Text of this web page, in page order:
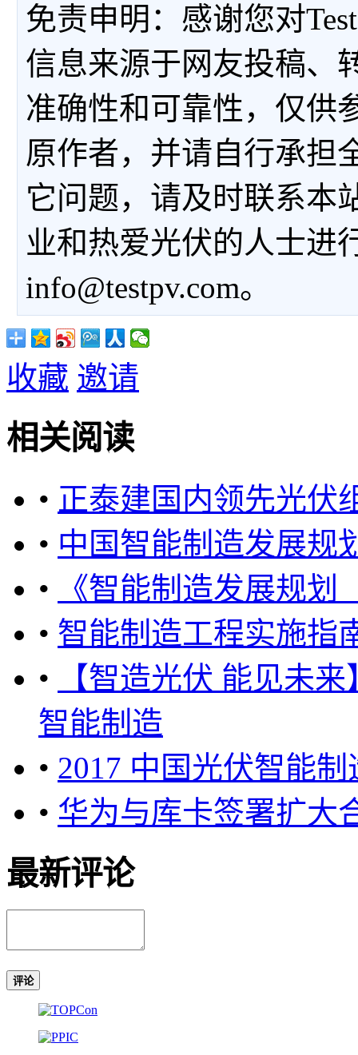
免责申明：感谢您对
信息来源于网友投稿、
准确性和可靠性，仅供
原作者，并请自行承担
它问题，请及时联系本
业和热爱光伏的人士进
info@testpv.com。
收藏 邀请
相关阅读
• 正泰建国内领先光伏
• 中国智能制造发展规
•
《智能制造发展规划
• 智能制造工程实施指
•
【智造光伏 能见未
智能制造
• 2017 中国光伏智能
• 华为与库卡签署扩大
最新评论
评论